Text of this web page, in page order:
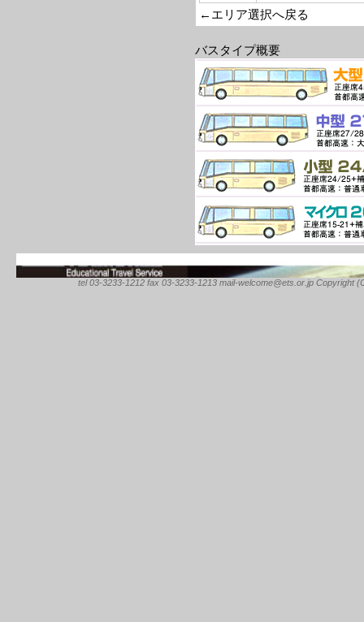
←エリア選択へ戻る
バスタイプ概要
tel 03-3233-1212 fax 03-3233-1213 mail-welcome@ets.or.jp Copyright